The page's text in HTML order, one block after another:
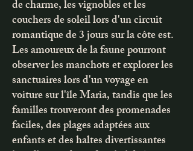
de charme, les vignobles et les
couchers de soleil lors d'un circuit
romantique de 3 jours sur la côte est.
Les amoureux de la faune pourront
observer les manchots et explorer les
sanctuaires lors d'un voyage en
voiture sur l'île Maria, tandis que les
familles trouveront des promenades
faciles, des plages adaptées aux
enfants et des haltes divertissantes